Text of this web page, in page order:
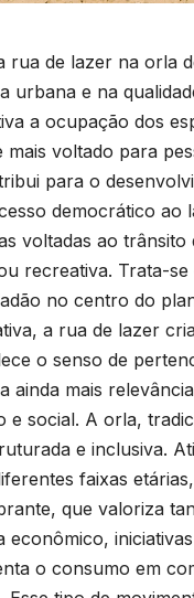
rua de lazer na orla
urbana e na
a ocupação dos
mais voltado para
para o
democrático ao
voltadas ao
recreativa. Trata-
no centro do
a rua de lazer
o senso de
ainda mais
e social. A orla,
e inclusiva.
faixas
que valoriza
econômico,
o consumo em